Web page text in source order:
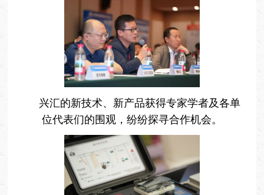
兴汇的新技术、新产品获得专家学者及各单
位代表们的围观，纷纷探寻合作机会。